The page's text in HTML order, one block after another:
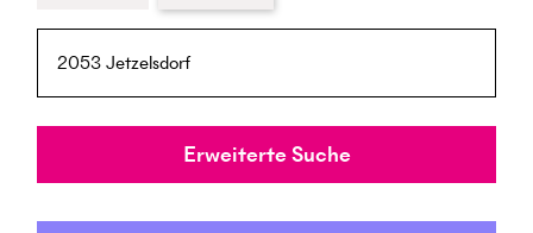
Umkreis
Erweiterte Suche